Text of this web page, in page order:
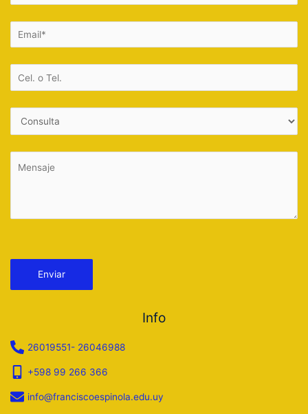
Info
26019551- 26046988
+598 99 266 366
info@franciscoespinola.edu.uy